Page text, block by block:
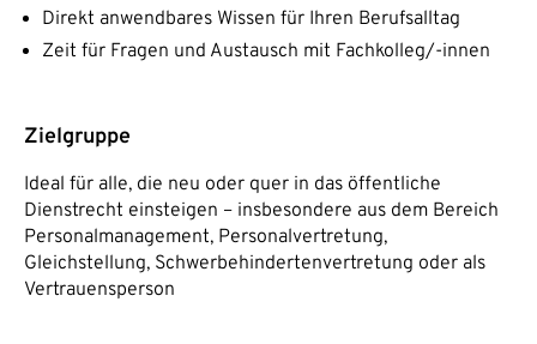
Direkt anwendbares Wissen für Ihren Berufsalltag
Zeit für Fragen und Austausch mit Fachkolleg/-innen
Zielgruppe
Ideal für alle, die neu oder quer in das öffentliche
Dienstrecht einsteigen – insbesondere aus dem Bereich
Personalmanagement, Personalvertretung,
Gleichstellung, Schwerbehindertenvertretung oder als
Vertrauensperson